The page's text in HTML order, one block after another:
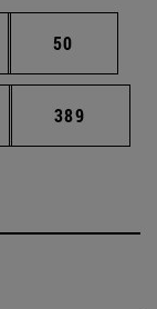
intermedias
Página
50
intermedias
Página
389